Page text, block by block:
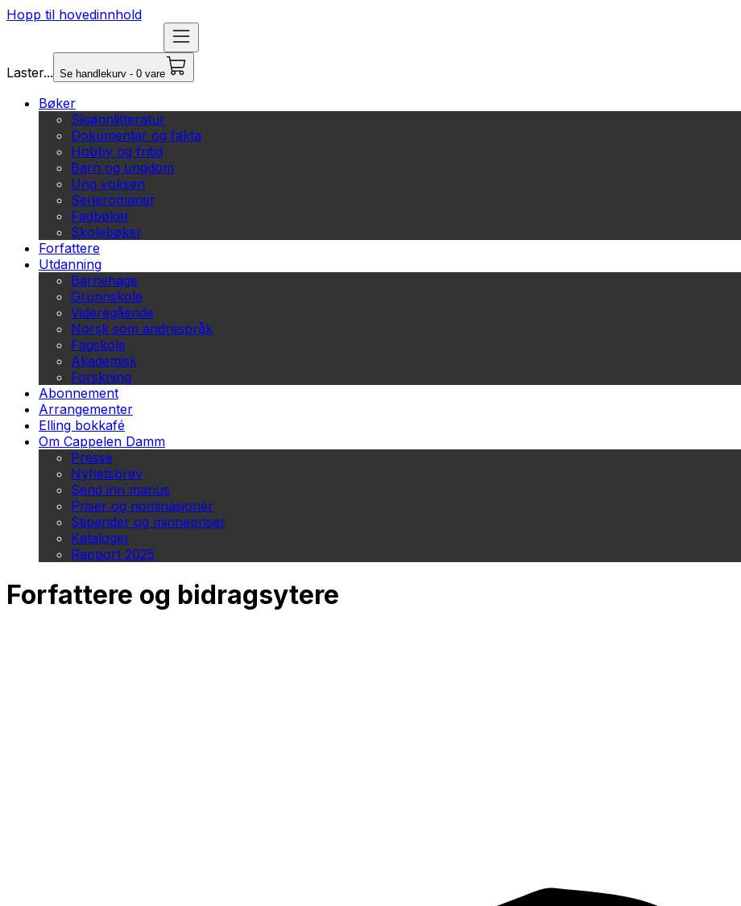
Hopp til hovedinnhold
Laster... Se handlekurv - 0 vare
Bøker
Skjønnlitteratur
Dokumentar og fakta
Hobby og fritid
Barn og ungdom
Ung voksen
Serieromaner
Fagbøker
Skolebøker
Forfattere
Utdanning
Barnehage
Grunnskole
Videregående
Norsk som andrespråk
Fagskole
Akademisk
Forskning
Abonnement
Arrangementer
Elling bokkafé
Om Cappelen Damm
Presse
Nyhetsbrev
Send inn manus
Priser og nominasjoner
Stipender og minnepriser
Kataloger
Rapport 2025
Forfattere og bidragsytere